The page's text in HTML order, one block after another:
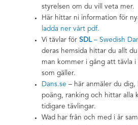
styrelsen om du vill veta mer.
Här hittar ni information för
adda ner vårt pdf.
Vi tävlar för SDL– Swedish
deras hemsida hittar du allt
man kommer i gång att tävla i
som gäller.
Dans.se – här anmäler du dig,
poäng, ranking och hittar alla
tidigare tävlingar.
Wad har från och med i år